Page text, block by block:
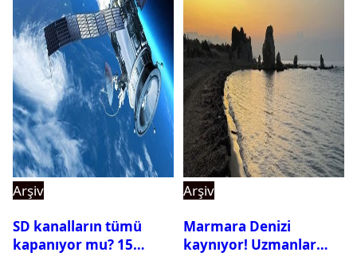
Arşiv
SD kanalların tümü
kapanıyor mu? 15
Arşiv
Marmara Denizi
kaynıyor! Uzmanlar